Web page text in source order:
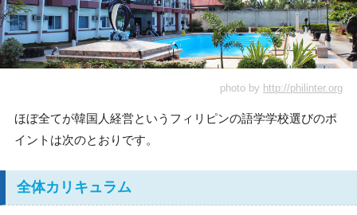
photo by http://philinter.org
ほぼ全てが韓国人経営というフィリピンの語学学校選びのポ
イントは次のとおりです。
全体カリキュラム